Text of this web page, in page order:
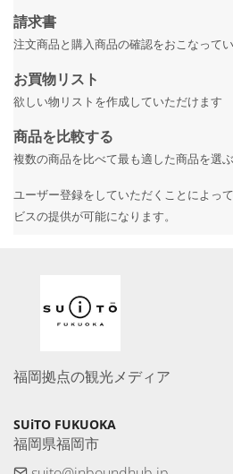
請求書
注文商品と購入商品の確認をおこなってい
お買物リスト
欲しい物リストを作成していただけます
商品を比較する
複数の商品を比べて最も適した商品を選
ユーザー登録をしていただくことによっ
ビスの提供が可能になります。
福岡拠点の観光メディア
SUiTO FUKUOKA
福岡県福岡市